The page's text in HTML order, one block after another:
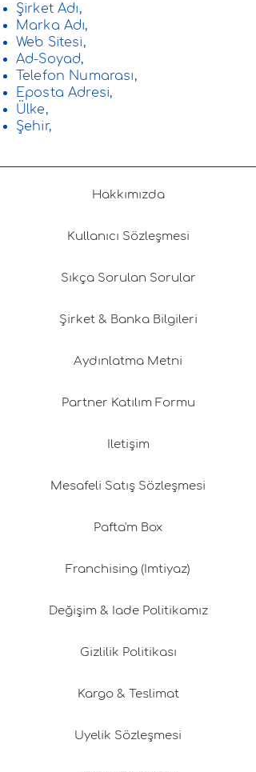
Şirket Adı,
Marka Adı,
Web Sitesi,
Ad-Soyad,
Telefon Numarası,
Eposta Adresi,
Ülke,
Şehir,
Hakkımızda
Kullanıcı Sözleşmesi
Sıkça Sorulan Sorular
Şirket & Banka Bilgileri
Aydınlatma Metni
Partner Katılım Formu
İletişim
Mesafeli Satış Sözleşmesi
Pafta'm Box
Franchising (İmtiyaz)
Değişim & İade Politikamız
Gizlilik Politikası
Kargo & Teslimat
Üyelik Sözleşmesi